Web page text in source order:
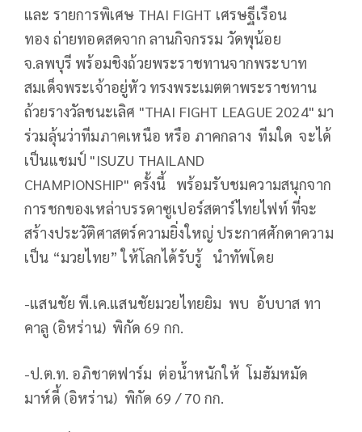
และ รายการพิเศษ THAI FIGHT เศรษฐีเรือน
ทอง ถ่ายทอดสดจาก ลานกิจกรรม วัดพุน้อย
จ.ลพบุรี พร้อมชิงถ้วยพระราชทานจากพระบาท
สมเด็จพระเจ้าอยู่หัว ทรงพระเมตตาพระราชทาน
ถ้วยรางวัลชนะเลิศ "THAI FIGHT LEAGUE 2024" มา
ร่วมลุ้นว่าทีมภาคเหนือ หรือ ภาคกลาง ทีมใด จะได้
เป็นแชมป์ "ISUZU THAILAND
CHAMPIONSHIP" ครั้งนี้ พร้อมรับชมความสนุกจาก
การชกของเหล่าบรรดาซูเปอร์สตาร์ไทยไฟท์ ที่จะ
สร้างประวัติศาสตร์ความยิ่งใหญ่ ประกาศศักดาความ
เป็น “มวยไทย” ให้โลกได้รับรู้ นำทัพโดย
-แสนชัย พี.เค.แสนชัยมวยไทยยิม พบ อับบาส ทา
คาลู (อิหร่าน) พิกัด 69 กก.
-ป.ต.ท. อภิชาตฟาร์ม ต่อน้ำหนักให้ โมฮัมหมัด
มาห์ดี้ (อิหร่าน) พิกัด 69 / 70 กก.